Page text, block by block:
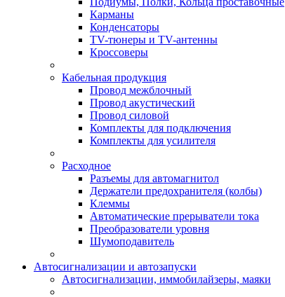
Карманы
Конденсаторы
TV-тюнеры и TV-антенны
Кроссоверы
Кабельная продукция
Провод межблочный
Провод акустический
Провод силовой
Комплекты для подключения
Комплекты для усилителя
Расходное
Разъемы для автомагнитол
Держатели предохранителя (колбы)
Клеммы
Автоматические прерыватели тока
Преобразователи уровня
Шумоподавитель
Автосигнализации и автозапуски
Автосигнализации, иммобилайзеры, маяки